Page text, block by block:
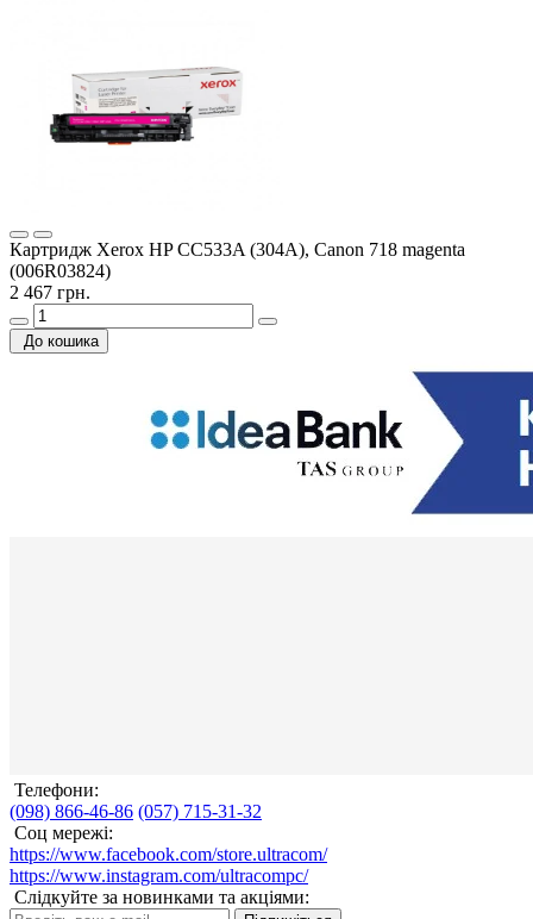
Картридж Xerox HP CC533A (304A), Canon 718 magenta
(006R03824)
2 467 грн.
До кошика
Телефони:
(098) 866-46-86 (057) 715-31-32
Соц мережі:
https://www.facebook.com/store.ultracom/
https://www.instagram.com/ultracompc/
Слідкуйте за новинками та акціями: